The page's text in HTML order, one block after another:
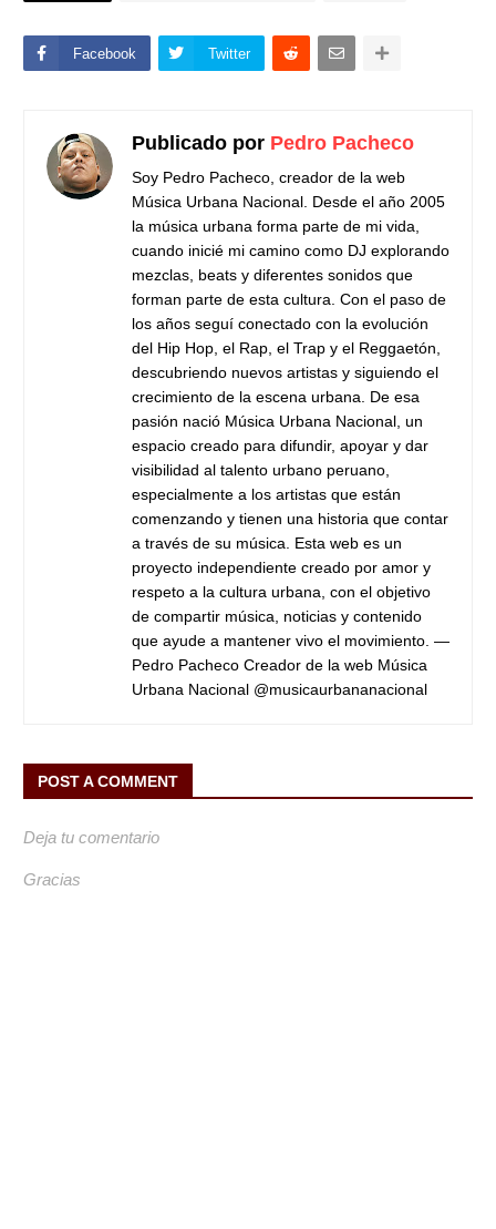
Facebook Twitter
Publicado por Pedro Pacheco
Soy Pedro Pacheco, creador de la web
Música Urbana Nacional. Desde el año 2005
la música urbana forma parte de mi vida,
cuando inicié mi camino como DJ explorando
mezclas, beats y diferentes sonidos que
forman parte de esta cultura. Con el paso de
los años seguí conectado con la evolución
del Hip Hop, el Rap, el Trap y el Reggaetón,
descubriendo nuevos artistas y siguiendo el
crecimiento de la escena urbana. De esa
pasión nació Música Urbana Nacional, un
espacio creado para difundir, apoyar y dar
visibilidad al talento urbano peruano,
especialmente a los artistas que están
comenzando y tienen una historia que contar
a través de su música. Esta web es un
proyecto independiente creado por amor y
respeto a la cultura urbana, con el objetivo
de compartir música, noticias y contenido
que ayude a mantener vivo el movimiento. —
Pedro Pacheco Creador de la web Música
Urbana Nacional @musicaurbananacional
POST A COMMENT
Deja tu comentario
Gracias